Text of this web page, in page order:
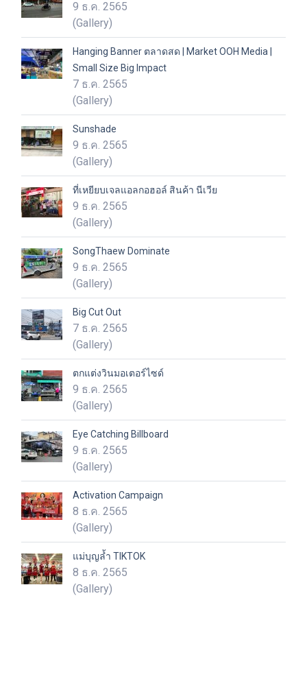
9 ธ.ค. 2565
(Gallery)
Hanging Banner ตลาดสด | Market OOH Media |
Small Size Big Impact
7 ธ.ค. 2565
(Gallery)
Sunshade
9 ธ.ค. 2565
(Gallery)
ที่เหยียบเจลแอลกอฮอล์ สินค้า นีเวีย
9 ธ.ค. 2565
(Gallery)
SongThaew Dominate
9 ธ.ค. 2565
(Gallery)
Big Cut Out
7 ธ.ค. 2565
(Gallery)
ตกแต่งวินมอเตอร์ไซด์
9 ธ.ค. 2565
(Gallery)
Eye Catching Billboard
9 ธ.ค. 2565
(Gallery)
Activation Campaign
8 ธ.ค. 2565
(Gallery)
แม่บุญล้ำ TIKTOK
8 ธ.ค. 2565
(Gallery)